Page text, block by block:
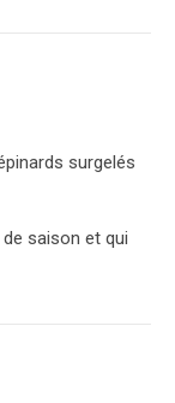
surgelés
saison et qui